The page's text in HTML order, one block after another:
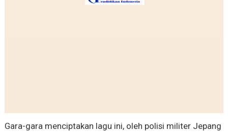
Gara-gara menciptakan lagu ini, oleh polisi militer Jepang